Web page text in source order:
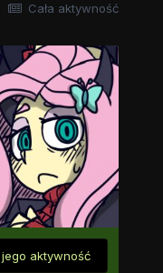
Cała aktywność
aktywność